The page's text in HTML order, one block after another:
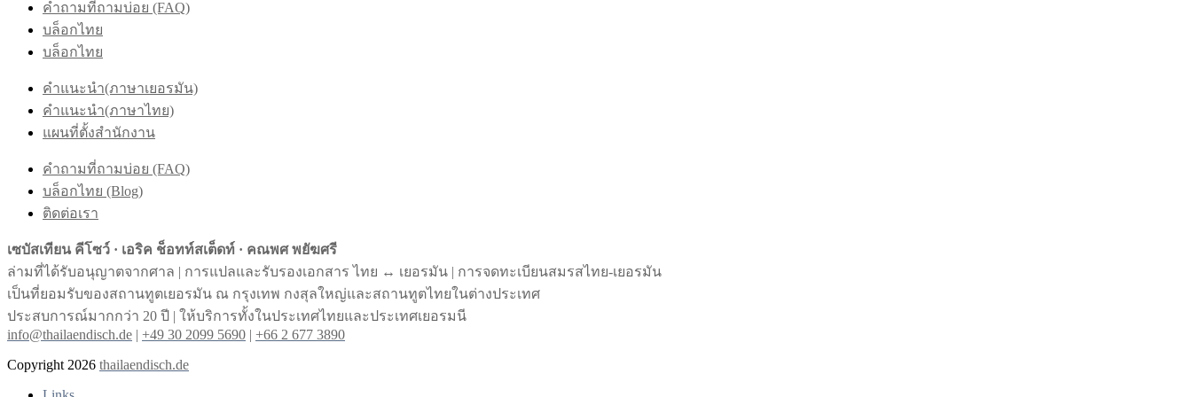
คำถามที่ถามบ่อย (FAQ)
บล็อกไทย
บล็อกไทย
คำแนะนำ(ภาษาเยอรมัน)
คำแนะนำ(ภาษาไทย)
แผนที่ตั้งสำนักงาน
คำถามที่ถามบ่อย (FAQ)
บล็อกไทย (Blog)
ติดต่อเรา
เซบัสเทียน คีโซว์ · เอริค ช็อทท์สเต็ดท์ · คณพศ พยัฆศรี
ล่ามที่ได้รับอนุญาตจากศาล | การแปลและรับรองเอกสาร ไทย ↔︎ เยอรมัน | การจดทะเบียนสมรสไทย-เยอรมัน
เป็นที่ยอมรับของสถานทูตเยอรมัน ณ กรุงเทพ กงสุลใหญ่และสถานทูตไทยในต่างประเทศ
ประสบการณ์มากกว่า 20 ปี | ให้บริการทั้งในประเทศไทยและประเทศเยอรมนี
info@thailaendisch.de | +49 30 2099 5690 | +66 2 677 3890
Copyright 2026 thailaendisch.de